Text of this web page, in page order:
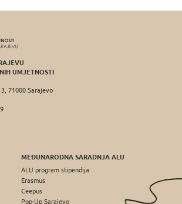
UMJETNOSTI
71000 Sarajevo
MEĐUNARODNA SARADNJA ALU
ALU program stipendija
Erasmus
Ceepus
Pop-Up Sarajevo